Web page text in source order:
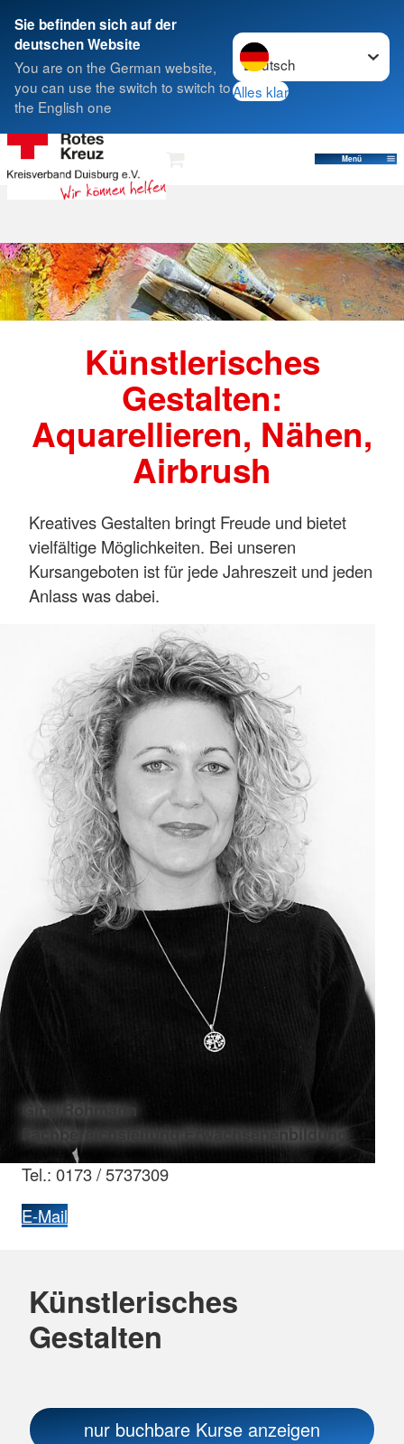
Sie befinden sich auf der
deutschen Website
You are on the German website,
you can use the switch to switch to
the English one
Sprache wechseln zu
Alles klar
Menü
Suche
Künstlerisches
Gestalten:
Aquarellieren, Nähen,
Airbrush
Kreatives Gestalten bringt Freude und bietet
vielfältige Möglichkeiten. Bei unseren
Kursangeboten ist für jede Jahreszeit und jeden
Anlass was dabei.
Gina Rohmann
Fachbereichsleitung Erwachsenenbildung
Tel.: 0173 / 5737309
E-Mail
Künstlerisches
Gestalten
nur buchbareKurse anzeigen